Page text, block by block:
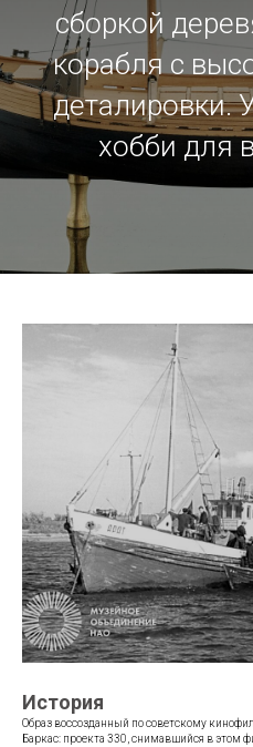
сборкой
корабля с
деталировки.
хобби для
История
Образ воссозданный по советскому
Баркас: проекта 330, снимавшийся в этом